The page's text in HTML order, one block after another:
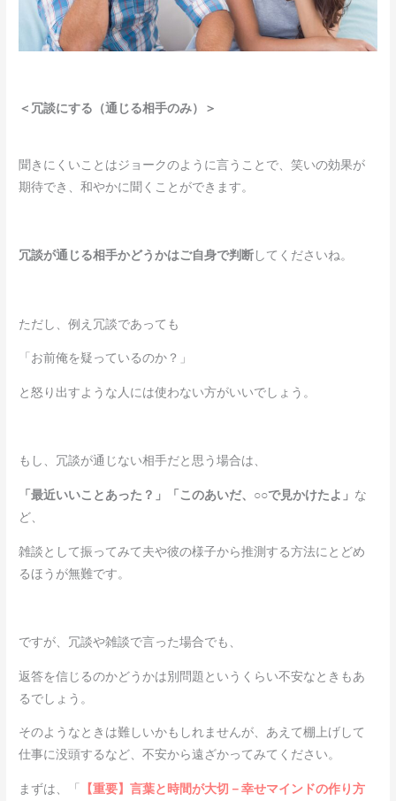
＜冗談にする（通じる相手のみ）＞
聞きにくいことはジョークのように言うことで、笑いの効果が
期待でき、和やかに聞くことができます。
冗談が通じる相手かどうかはご自身で判断してくださいね。
ただし、例え冗談であっても
「お前俺を疑っているのか？」
と怒り出すような人には使わない方がいいでしょう。
もし、冗談が通じない相手だと思う場合は、
「最近いいことあった？」「このあいだ、○○で見かけたよ」 な
ど、
雑談として振ってみて夫や彼の様子から推測する方法にとどめ
るほうが無難です。
ですが、冗談や雑談で言った場合でも、
返答を信じるのかどうかは別問題というくらい不安なときもあ
るでしょう。
そのようなときは難しいかもしれませんが、あえて棚上げして
仕事に没頭するなど、不安から遠ざかってみてください。
まずは、「 【重要】言葉と時間が大切－幸せマインドの作り方